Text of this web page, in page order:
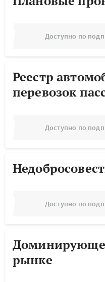
Доступно по
Реестр
перевозок
Доступно по
Доступно по
рынке